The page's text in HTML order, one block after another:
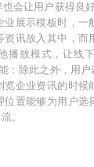
会让用户获得良
业展示模板时，一
资讯放入其中，而
播放模式，让线
：除此之外，用
览企业资讯的时候
位置能够为用户选
。